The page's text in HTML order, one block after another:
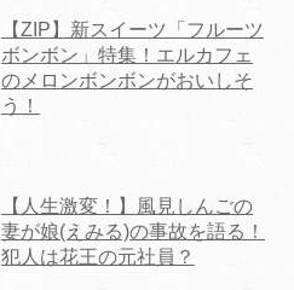
【ZIP】新スイーツ「フルーツ
ボンボン」特集！エルカフェ
のメロンボンボンがおいしそ
う！
【人生激変！】風見しんごの
妻が娘(えみる)の事故を語る！
犯人は花王の元社員？